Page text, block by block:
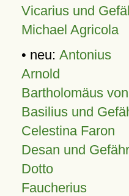
Vicarius und
Michael Agricola
• neu: Antonius
Arnold
Bartholomäus
Basilius und
Celestina Faron
Desan und
Dotto
Faucherius